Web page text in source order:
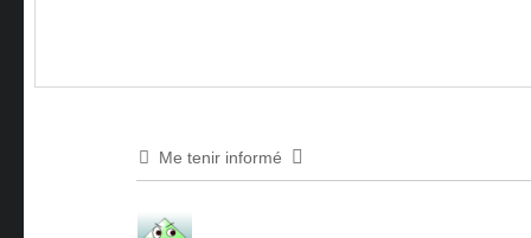
Me tenir informé